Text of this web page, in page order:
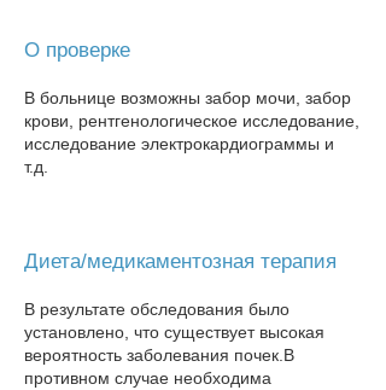
О проверке
В больнице возможны забор мочи, забор
крови, рентгенологическое исследование,
исследование электрокардиограммы и
т.д.
Диета/медикаментозная терапия
В результате обследования было
установлено, что существует высокая
вероятность заболевания почек. В
противном случае необходима